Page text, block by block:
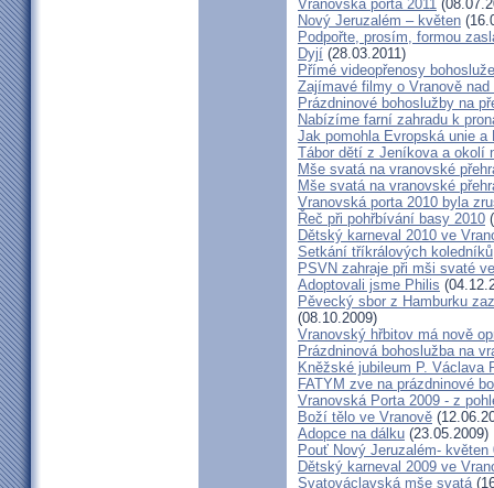
Vranovská porta 2011
Nový Jeruzalém – květen
Podpořte, prosím, formou
Dyjí (28.03.2011)
Přímé videopřenosy
Zajímavé filmy o Vranově nad
Prázdninové bohoslužby na
Nabízíme farní zahradu k
Jak pomohla Evropská unie
Tábor dětí z Jeníkova a okolí
Mše svatá na vranovské
Mše svatá na vranovské
Vranovská porta 2010 byla
Řeč při pohřbívání basy 2010
Dětský karneval 2010 ve
Setkání tříkrálových koledníků
PSVN zahraje při mši svaté
Adoptovali jsme Philis
Pěvecký sbor z Hamburku
(08.10.2009)
Vranovský hřbitov má nově
Prázdninová bohoslužba na
Kněžské jubileum P. Václava
FATYM zve na prázdninové
Vranovská Porta 2009 - z
Boží tělo ve Vranově
Adopce na dálku (23.05.2009)
Pouť Nový Jeruzalém- květen
Dětský karneval 2009 ve
Svatováclavská mše svatá